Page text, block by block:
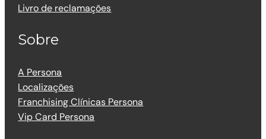
Livro de reclamações
Sobre
A Persona
Localizações
Franchising Clínicas Persona
Vip Card Persona